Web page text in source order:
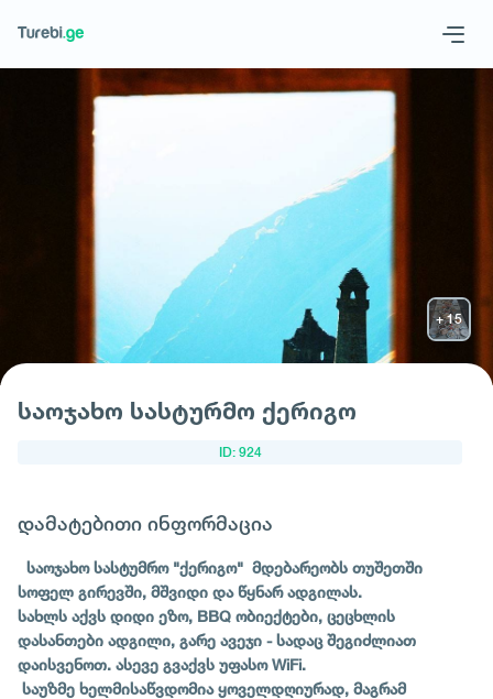
Geo Eng
მოითხოვე სასტუმრო
საოჯახო სასტურმო ქერიგო
ID: 924
დამატებითი ინფორმაცია
საოჯახო სასტუმრო "ქერიგო" მდებარეობს თუშეთში
სოფელ გირევში, მშვიდი და წყნარ ადგილას.
სახლს აქვს დიდი ეზო, BBQ ობიექტები, ცეცხლის
დასანთები ადგილი, გარე ავეჯი - სადაც შეგიძლიათ
დაისვენოთ. ასევე გვაქვს უფასო WiFi.
საუზმე ხელმისაწვდომია ყოველდღიურად, მაგრამ